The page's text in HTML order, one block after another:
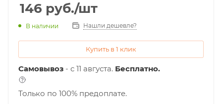
146 руб./шт
В наличии Нашли дешевле?
Купить в 1 клик
Самовывоз - с 11 августа. Бесплатно.
Только по 100% предоплате.